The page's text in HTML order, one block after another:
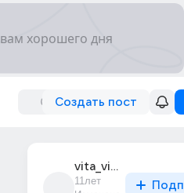
Создать пост
vita_vita_363
11лет